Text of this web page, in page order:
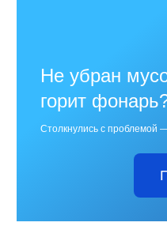
Не убран
горит
Столкнулись с проблемой